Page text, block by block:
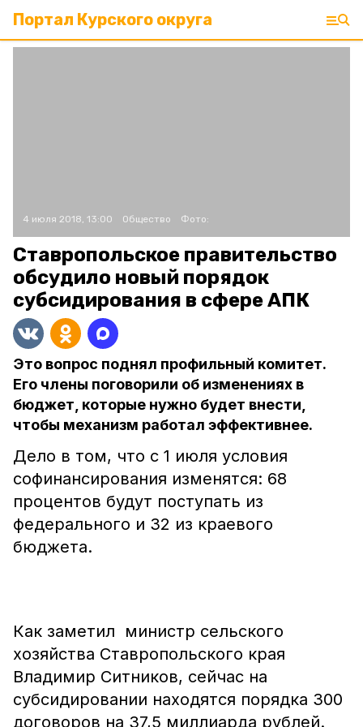
Портал Курского округа
4 июля 2018, 13:00 Общество Фото:
Ставропольское правительство
обсудило новый порядок
субсидирования в сфере АПК
Это вопрос поднял профильный комитет.
Его члены поговорили об изменениях в
бюджет, которые нужно будет внести,
чтобы механизм работал эффективнее.
Дело в том, что с 1 июля условия
софинансирования изменятся: 68
процентов будут поступать из
федерального и 32 из краевого
бюджета.
Как заметил министр сельского
хозяйства Ставропольского края
Владимир Ситников, сейчас на
субсидировании находятся порядка 300
договоров на 37,5 миллиарда рублей.